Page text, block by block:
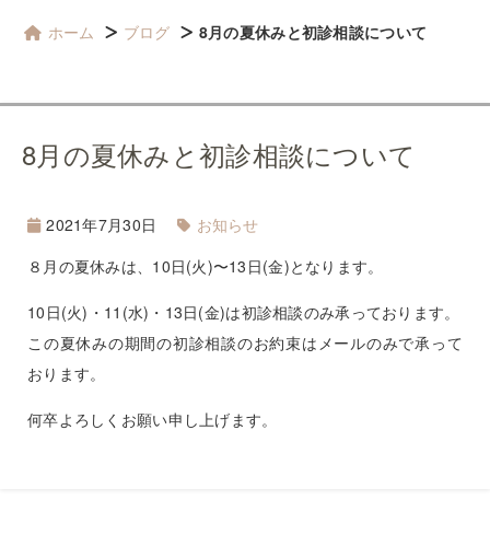
ホーム ブログ 8月の夏休みと初診相談について
8月の夏休みと初診相談について
2021年7月30日
お知らせ
８月の夏休みは、10日(火)〜13日(金)となります。
10日(火)・11(水)・13日(金)は初診相談のみ承っております。
この夏休みの期間の初診相談のお約束はメールのみで承って
おります。
何卒よろしくお願い申し上げます。